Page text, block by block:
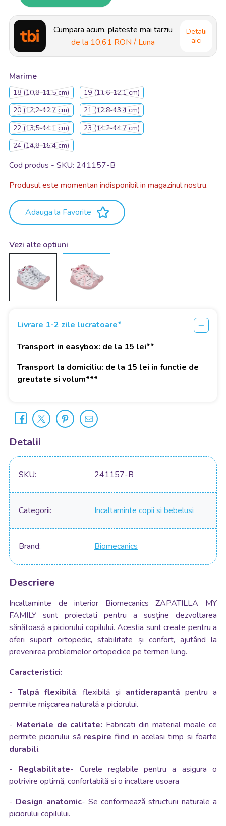
Cumpara acum, plateste mai tarziu
de la 10,61 RON / Luna
Detalii
aici
Marime
18 (10,8-11,5 cm)
19 (11,6-12,1 cm)
20 (12,2-12,7 cm)
21 (12,8-13,4 cm)
22 (13,5-14,1 cm)
23 (14,2-14,7 cm)
24 (14,8-15,4 cm)
Cod produs - SKU 241157-B
Produsul este momentan indisponibil in magazinul nostru.
Adauga la Favorite
Vezi alte optiuni
Livrare 1-2 zile lucratoare*
Transport in easybox: de la 15 lei**
Transport la domiciliu: de la 15 lei in functie de
greutate si volum***
Detalii
SKU 241157-B
Categorii Incaltaminte copii si bebelusi
Brand Biomecanics
Descriere
Incaltaminte de interior Biomecanics ZAPATILLA MY
FAMILY sunt proiectati pentru a susține dezvoltarea
sănătoasă a piciorului copilului. Acestia sunt create pentru a
oferi suport ortopedic, stabilitate și confort, ajutând la
prevenirea problemelor ortopedice pe termen lung.
Caracteristici:
- Talpă flexibilă: flexibilă şi antiderapantă pentru a
permite mișcarea naturală a piciorului.
- Materiale de calitate: Fabricati din material moale ce
permite piciorului sărespire fiind in acelasi timp si foarte
durabili.
- Reglabilitate- Curele reglabile pentru a asigura o
potrivire optimă, confortabilăsi o incaltare usoara
- Design anatomic- Se conformează structurii naturale a
piciorului copilului.